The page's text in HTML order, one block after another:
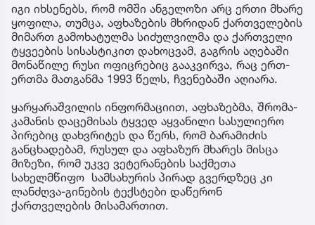
იგი იხსენებს, რომ ომში ანგელოზი არც ერთი მხარე
ყოფილა, თუმცა, აფხაზების მხრიდან ქართველების
მიმართ გამოხატულმა სიძულვილმა და ქართველი
ტყვეების სისასტიკით დახოცვამ, გაგრის აღებაში
მონაწილე რუსი ოფიცრებიც გააკვირვა, რაც ერთ-
ერთმა მათგანმა 1993 წელს, ჩვენებაში აღიარა.
ყარყარაშვილის ინფორმაციით, აფხაზებმა, შრომა-
კამანის დაცემისას ტყვედ აყვანილი სასულიერო
პირებიც დახვრიტეს და წერს, რომ ბარამიძის
განცხადებამ, რუსულ და აფხაზურ მხარეს მისცა
მიზეზი, რომ უკვე ვეტერანების საქმეთა
სახელმწიფო სამსახურის პირად გვერდზეც კი
ლანძღვა-გინების ტექსტები დაწერონ
ქართველების მისამართით.